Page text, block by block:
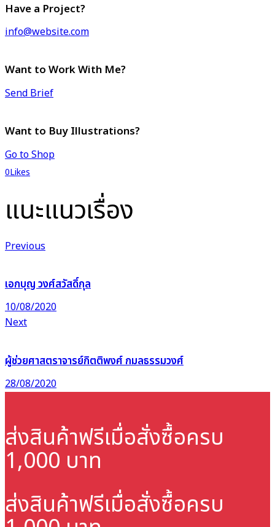
Have a Project?
info@website.com
Want to Work With Me?
Send Brief
Want to Buy Illustrations?
Go to Shop
0Likes
แนะแนวเรื่อง
Previous
เอกบุญ วงศ์สวัสดิ์กุล
10/08/2020
Next
ผู้ช่วยศาสตราจารย์กิตติพงศ์ กมลธรรมวงศ์
28/08/2020
ส่งสินค้าฟรีเมื่อสั่งซื้อครบ
1,000 บาท
ส่งสินค้าฟรีเมื่อสั่งซื้อครบ